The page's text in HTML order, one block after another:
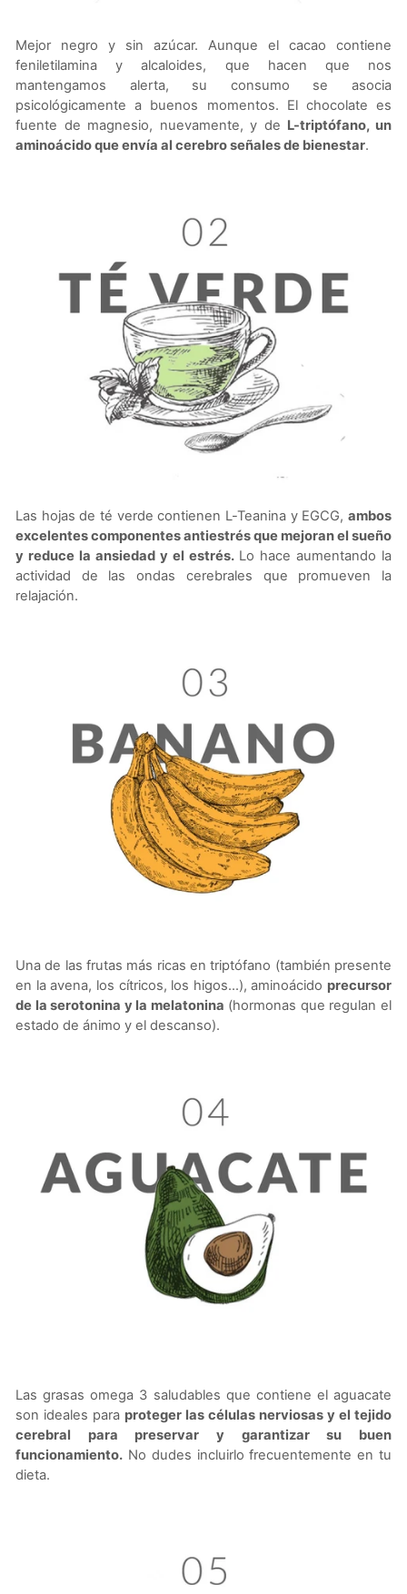
Mejor negro y sin azúcar. Aunque el cacao contiene
feniletilamina y alcaloides, que hacen que nos
mantengamos alerta, su consumo se asocia
psicológicamente a buenos momentos. El chocolate es
fuente de magnesio, nuevamente, y de L-triptófano, un
aminoácido que envía al cerebro señales de bienestar.
Las hojas de té verde contienen L-Teanina y EGCG, ambos
excelentes componentes antiestrés que mejoranel sueño
y reduce la ansiedad y el estrés. Lo hace aumentando la
actividad de las ondas cerebrales que promueven la
relajación.
Una de las frutas más ricas en triptófano (también presente
en la avena, los cítricos, los higos...), aminoácido precursor
de la serotonina y la melatonina (hormonas que regulan el
estado de ánimo y el descanso).
Las grasas omega 3 saludables que contiene el aguacate
son ideales para proteger las células nerviosas y el tejido
cerebral para preservar y garantizar su buen
funcionamiento. No dudes incluirlo frecuentemente en tu
dieta.